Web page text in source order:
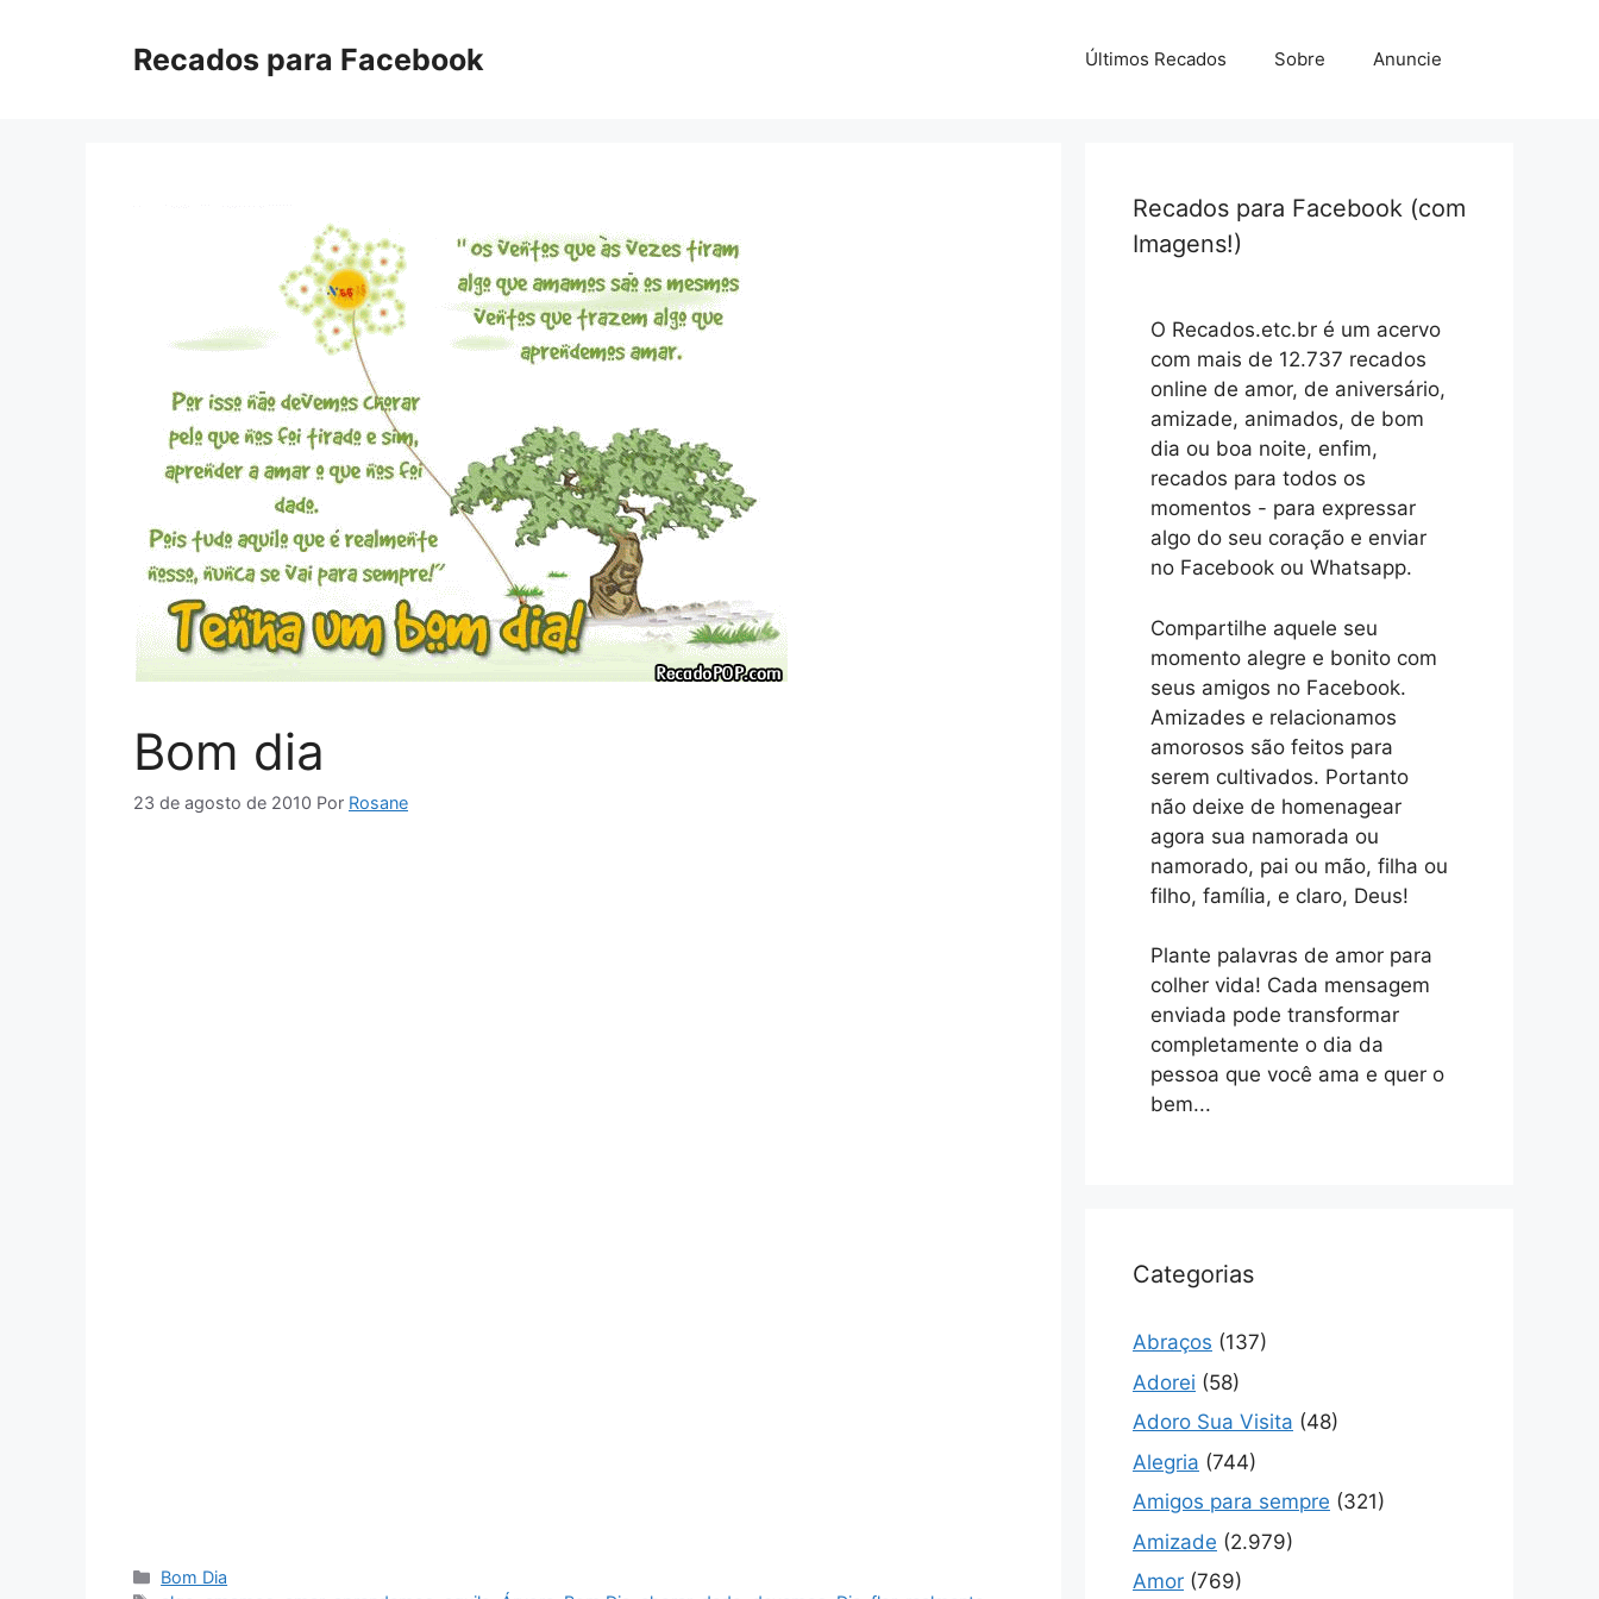
Recados para Facebook Últimos Recados Sobre Anuncie
Bom dia
23 de agosto de 2010 Por Rosane
Categorias
Bom Dia
Recados para Facebook (com
Imagens!)
O Recados.etc.br é um acervo
com mais de 12.737 recados
online de amor, de aniversário,
amizade, animados, de bom
dia ou boa noite, enfim,
recados para todos os
momentos - para expressar
algo do seu coração e enviar
no Facebook ou Whatsapp.
Compartilhe aquele seu
momento alegre e bonito com
seus amigos no Facebook.
Amizades e relacionamos
amorosos são feitos para
serem cultivados. Portanto
não deixe de homenagear
agora sua namorada ou
namorado, pai ou mão, filha ou
filho, família, e claro, Deus!
Plante palavras de amor para
colher vida! Cada mensagem
enviada pode transformar
completamente o dia da
pessoa que você ama e quer o
bem...
Categorias
Abraços (137)
Adorei (58)
Adoro Sua Visita (48)
Alegria (744)
Amigos para sempre (321)
Amizade (2.979)
Amor (769)